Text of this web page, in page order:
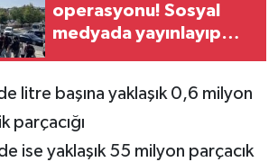
operasyonu! Sosyal
medyada yayınlayıp
litre başına yaklaşık 0,6 milyon
parçacığı
ise yaklaşık 55 milyon parçacık